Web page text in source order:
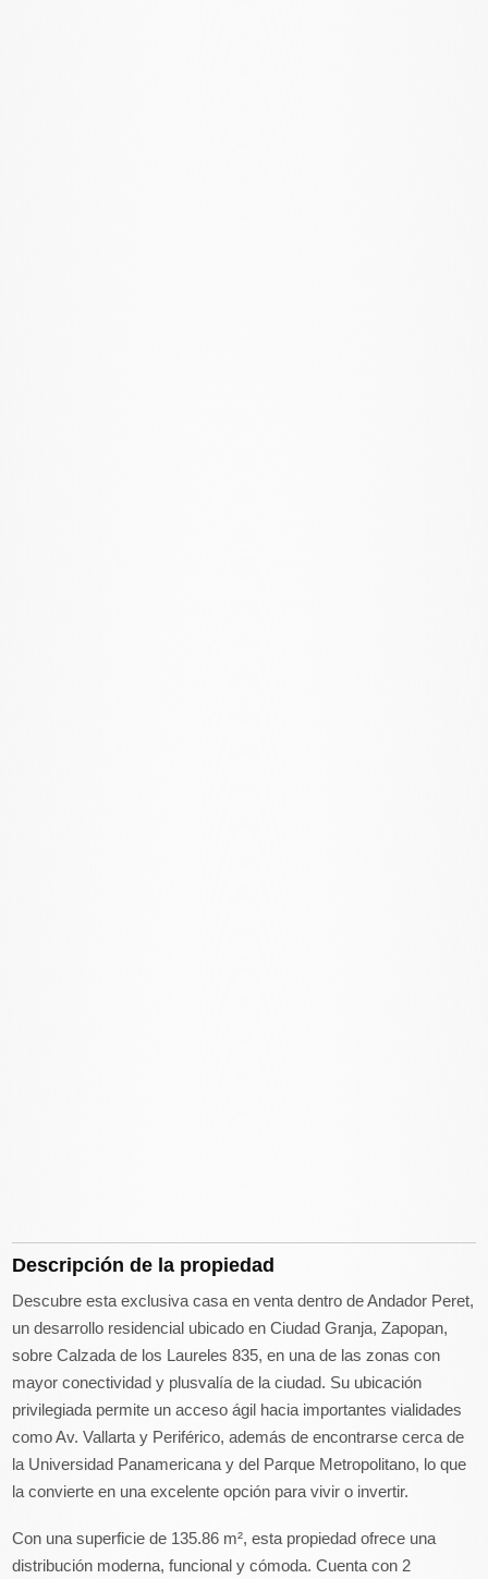
Descripción de la propiedad
Descubre esta exclusiva casa en venta dentro de Andador Peret,
un desarrollo residencial ubicado en Ciudad Granja, Zapopan,
sobre Calzada de los Laureles 835, en una de las zonas con
mayor conectividad y plusvalía de la ciudad. Su ubicación
privilegiada permite un acceso ágil hacia importantes vialidades
como Av. Vallarta y Periférico, además de encontrarse cerca de
la Universidad Panamericana y del Parque Metropolitano, lo que
la convierte en una excelente opción para vivir o invertir.
Con una superficie de 135.86 m², esta propiedad ofrece una
distribución moderna, funcional y cómoda. Cuenta con 2